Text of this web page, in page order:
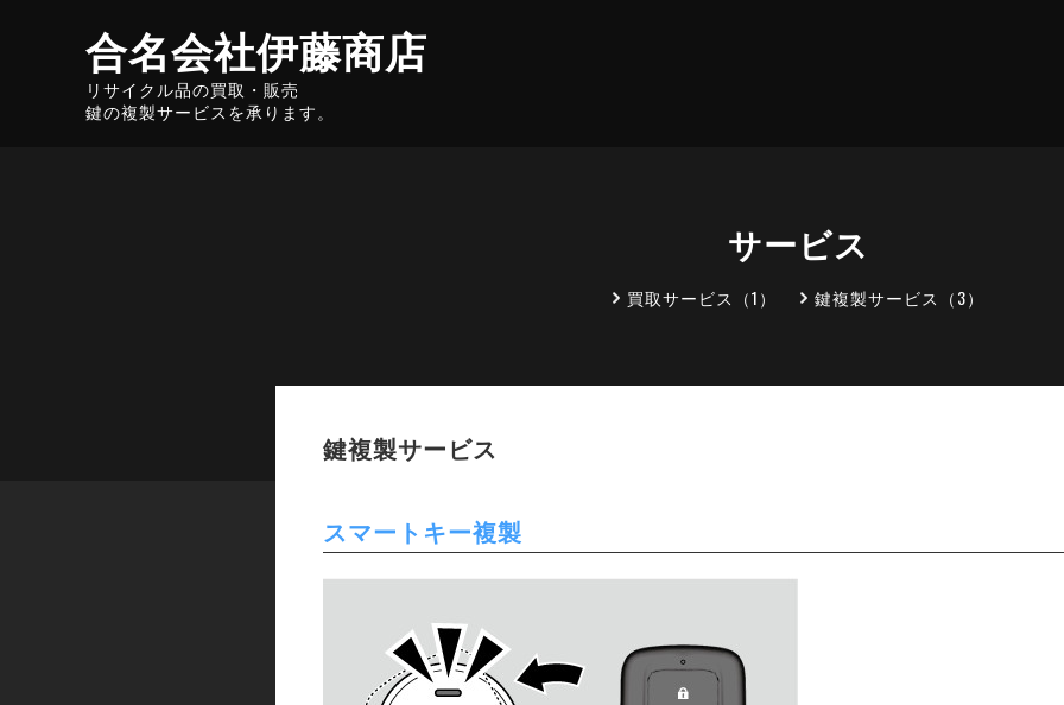
合名会社伊藤商店
リサイクル品の買取・販売
鍵の複製サービスを承ります。
サービス
買取サービス（1） 鍵複製サービス（3）
鍵複製サービス
スマートキー複製